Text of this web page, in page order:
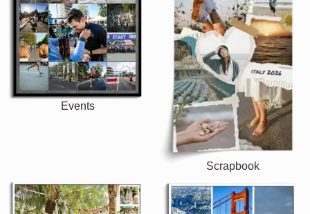
Events
Scrapbook